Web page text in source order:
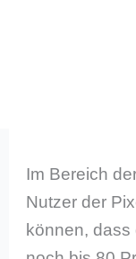
Im Bereich
Nutzer der
können, dass